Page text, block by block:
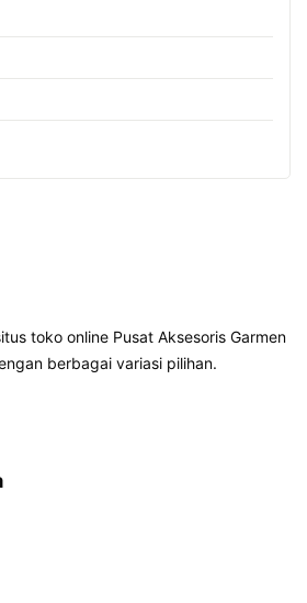
toko online Pusat Aksesoris Garmen
berbagai variasi pilihan.